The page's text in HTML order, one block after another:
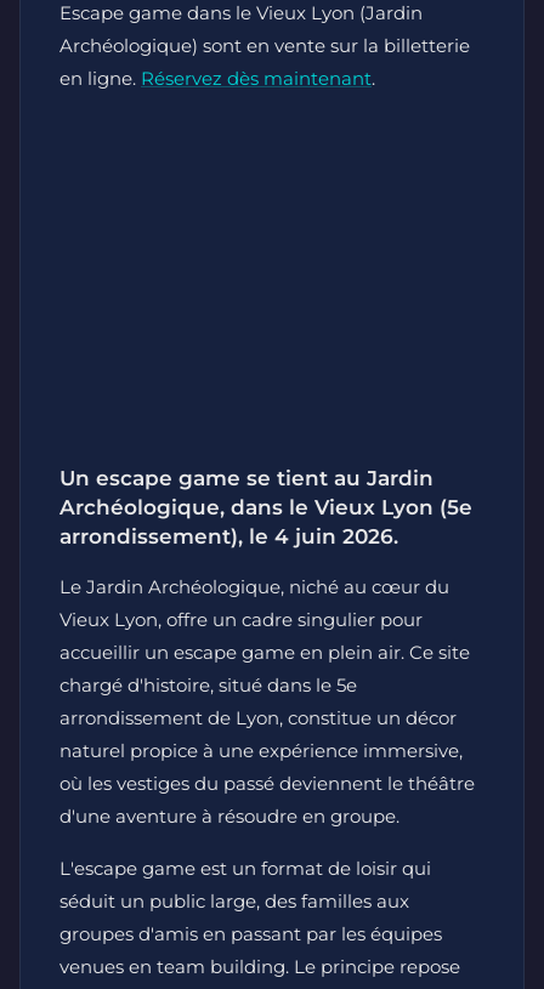
Escape game dans le Vieux Lyon (Jardin
Archéologique) sont en vente sur la billetterie
en ligne. Réservez dès maintenant.
Un escape game se tient au Jardin
Archéologique, dans le Vieux Lyon (5e
arrondissement), le 4 juin 2026.
Le Jardin Archéologique, niché au cœur du
Vieux Lyon, offre un cadre singulier pour
accueillir un escape game en plein air. Ce site
chargé d'histoire, situé dans le 5e
arrondissement de Lyon, constitue un décor
naturel propice à une expérience immersive,
où les vestiges du passé deviennent le théâtre
d'une aventure à résoudre en groupe.
L'escape game est un format de loisir qui
séduit un public large, des familles aux
groupes d'amis en passant par les équipes
venues en team building. Le principe repose